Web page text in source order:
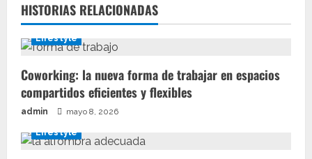
HISTORIAS RELACIONADAS
Lifestyle
Coworking: la nueva forma de trabajar en espacios
compartidos eficientes y flexibles
admin mayo 8, 2026
Lifestyle